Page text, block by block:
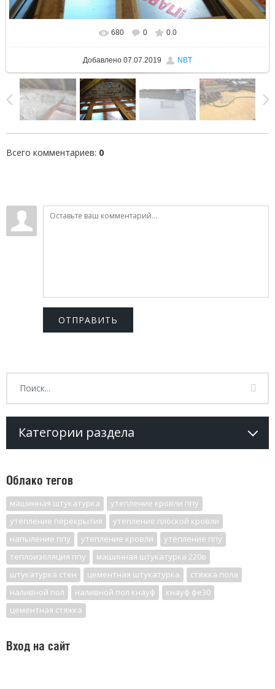
В реальном размере 1600x1200
680 0 0.0
Добавлено 07.07.2019 NBT
Всего комментариев: 0
ОТПРАВИТЬ
Категории раздела
Облако тегов
машинная штукатурка
утепление кровли ппу
утепление перекрытия
утепление плоской кровли
напыление ппу
утепление кровли
утепление ппу
теплоизоляция ппу
машинная штукатурка 220в
штукатурка стен
цементная штукатурка
стяжка пола
наливной пол
наливной пол кнауф
кнауф фе30
цементная стяжка
Вход на сайт